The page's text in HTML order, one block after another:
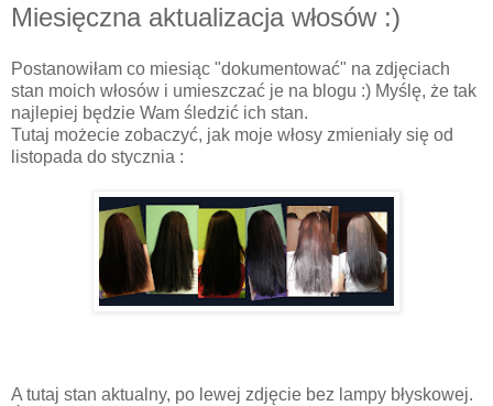
Miesięczna aktualizacja włosów :)
Postanowiłam co miesiąc "dokumentować" na zdjęciach
stan moich włosów i umieszczać je na blogu :) Myślę, że tak
najlepiej będzie Wam śledzić ich stan.
Tutaj możecie zobaczyć, jak moje włosy zmieniały się od
listopada do stycznia :
A tutaj stan aktualny, po lewej zdjęcie bez lampy błyskowej.